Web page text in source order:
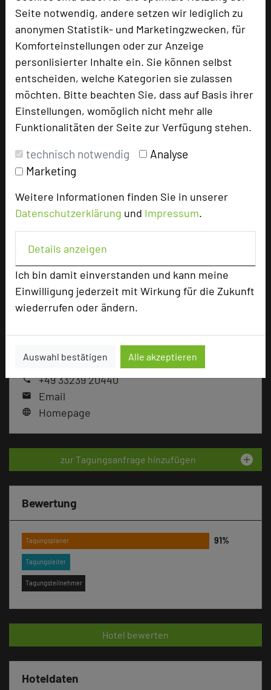
Seite notwendig, andere setzen wir lediglich zu
anonymen Statistik- und Marketingzwecken, für
Komforteinstellungen oder zur Anzeige
personlisierter Inhalte ein. Sie können selbst
entscheiden, welche Kategorien sie zulassen
möchten. Bitte beachten Sie, dass auf Basis ihrer
Einstellungen, womöglich nicht mehr alle
Funktionalitäten der Seite zur Verfügung stehen.
technisch notwendig
Analyse
Marketing
Weitere Informationen finden Sie in unserer
Datenschutzerklärung und Impressum.
Details anzeigen
Ich bin damit einverstanden und kann meine
Einwilligung jederzeit mit Wirkung für die Zukunft
wiederrufen oder ändern.
Auswahl bestätigen Alle akzeptieren
Frühjahr 2020 auf 300 erweitert. Mehrfach
ausgezeichnet als nachhaltigstes Hotel
Deutschlands, grünstes Hotel Europas, 2x
Gewinner des Green Awards GCB, erstes Bio-
Hotel in Berlin/Brandenburg, erstes Hotel, was
in Brandenburg Geflüchtete eingestellt hat,
erstes Hotel was sich im DNK-Bericht offenlegt.
stober.de/tagungen-landgut-sto
Landgut Stober
14641 Nauen OT Groß Behnitz
phone +49 33239 20440
mail Email
language Homepage
zur Tagungsanfrage hinzufügen add_circle
Bewertung
Tagungsplaner
Tagungsleiter
Tagungsteilnehmer
Hotel bewerten
Hoteldaten